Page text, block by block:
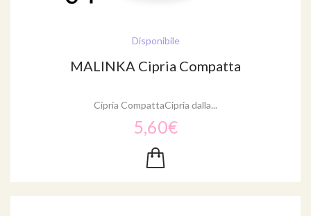
Disponibile
MALINKA Cipria Compatta
Cipria CompattaCipria dalla...
5,60€